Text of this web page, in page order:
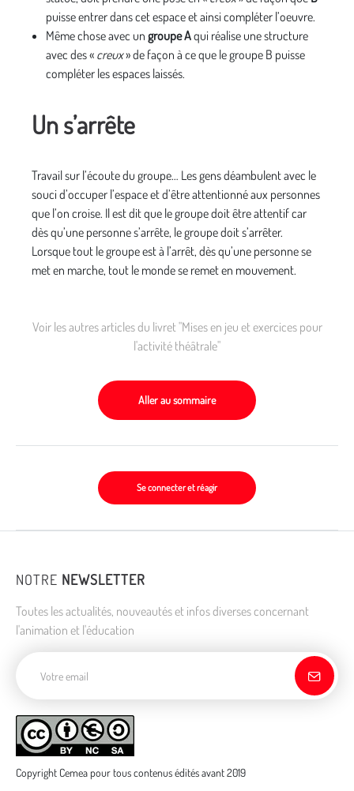
puisse entrer dans cet espace et ainsi compléter l’oeuvre.
Même chose avec un groupe Aqui réalise une structure
avec des « creux» de façon à ce que le groupe B puisse
compléter les espaces laissés.
Un s’arrête
Travail sur l’écoute du groupe… Les gens déambulent avec le
souci d’occuper l’espace et d’être attentionné aux personnes
que l’on croise. Il est dit que le groupe doit être attentif car
dès qu’une personne s’arrête, le groupe doit s’arrêter.
Lorsque tout le groupe est à l’arrêt, dès qu’une personne se
met en marche, tout le monde se remet en mouvement.
Voir les autres articles du livret "Mises en jeu et exercices pour
l'activité théâtrale"
Aller au sommaire
Se connecter et réagir
NOTRE NEWSLETTER
Toutes les actualités, nouveautés et infos diverses concernant
l'animation et l'éducation
Copyright Cemea pour tous contenus édités avant 2019